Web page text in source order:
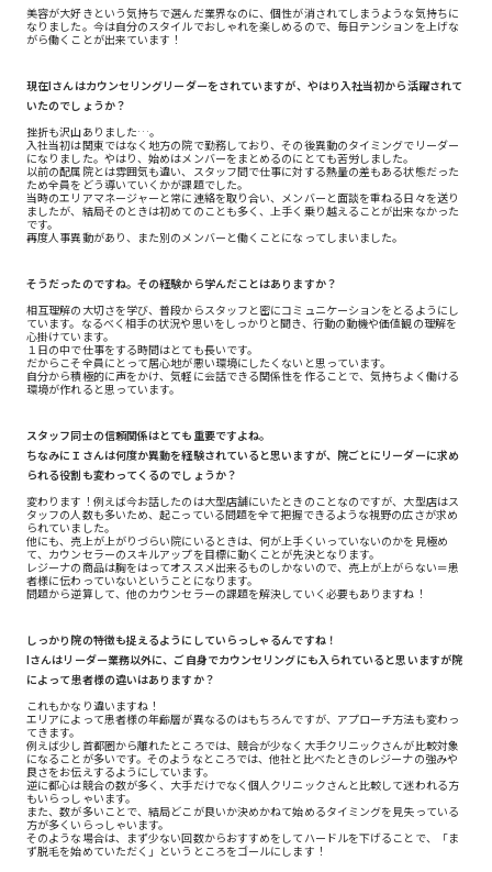
美容が大好きという気持ちで選んだ業界なのに、個性が消されてしまうような気持ちに
なりました。今は自分のスタイルでおしゃれを楽しめるので、毎日テンションを上げな
がら働くことが出来ています！
現在Iさんはカウンセリングリーダーをされていますが、やはり入社当初から活躍されて
いたのでしょうか？
挫折も沢山ありました…。
入社当初は関東ではなく地方の院で勤務しており、その後異動のタイミングでリーダー
になりました。やはり、始めはメンバーをまとめるのにとても苦労しました。
以前の配属院とは雰囲気も違い、スタッフ間で仕事に対する熱量の差もある状態だった
ため全員をどう導いていくかが課題でした。
当時のエリアマネージャーと常に連絡を取り合い、メンバーと面談を重ねる日々を送り
ましたが、結局そのときは初めてのことも多く、上手く乗り越えることが出来なかった
です。
再度人事異動があり、また別のメンバーと働くことになってしまいました。
そうだったのですね。その経験から学んだことはありますか？
相互理解の大切さを学び、普段からスタッフと密にコミュニケーションをとるようにし
ています。なるべく相手の状況や思いをしっかりと聞き、行動の動機や価値観の理解を
心掛けています。
１日の中で仕事をする時間はとても長いです。
だからこそ全員にとって居心地が悪い環境にしたくないと思っています。
自分から積極的に声をかけ、気軽に会話できる関係性を作ることで、気持ちよく働ける
環境が作れると思っています。
スタッフ同士の信頼関係はとても重要ですよね。
ちなみにＩさんは何度か異動を経験されていると思いますが、院ごとにリーダーに求め
られる役割も変わってくるのでしょうか？
変わります！例えば今お話したのは大型店舗にいたときのことなのですが、大型店はス
タッフの人数も多いため、起こっている問題を全て把握できるような視野の広さが求め
られていました。
他にも、売上が上がりづらい院にいるときは、何が上手くいっていないのかを見極め
て、カウンセラーのスキルアップを目標に動くことが先決となります。
レジーナの商品は胸をはってオススメ出来るものしかないので、売上が上がらない＝患
者様に伝わっていないということになります。
問題から逆算して、他のカウンセラーの課題を解決していく必要もありますね！
しっかり院の特徴も捉えるようにしていらっしゃるんですね！
Iさんはリーダー業務以外に、ご自身でカウンセリングにも入られていると思いますが院
によって患者様の違いはありますか？
これもかなり違いますね！
エリアによって患者様の年齢層が異なるのはもちろんですが、アプローチ方法も変わっ
てきます。
例えば少し首都圏から離れたところでは、競合が少なく大手クリニックさんが比較対象
になることが多いです。そのようなところでは、他社と比べたときのレジーナの強みや
良さをお伝えするようにしています。
逆に都心は競合の数が多く、大手だけでなく個人クリニックさんと比較して迷われる方
もいらっしゃいます。
また、数が多いことで、結局どこが良いか決めかねて始めるタイミングを見失っている
方が多くいらっしゃいます。
そのような場合は、まず少ない回数からおすすめをしてハードルを下げることで、「ま
ず脱毛を始めていただく」というところをゴールにします！